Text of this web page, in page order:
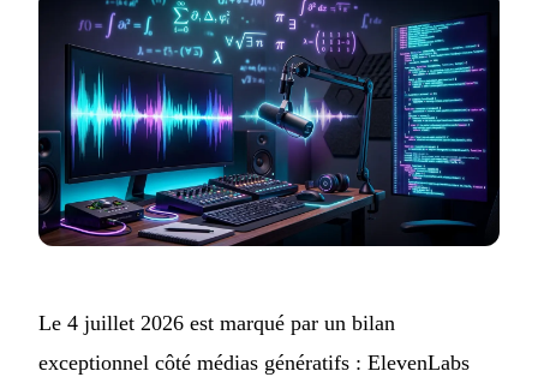
Le 4 juillet 2026 est marqué par un bilan
exceptionnel côté médias génératifs : ElevenLabs